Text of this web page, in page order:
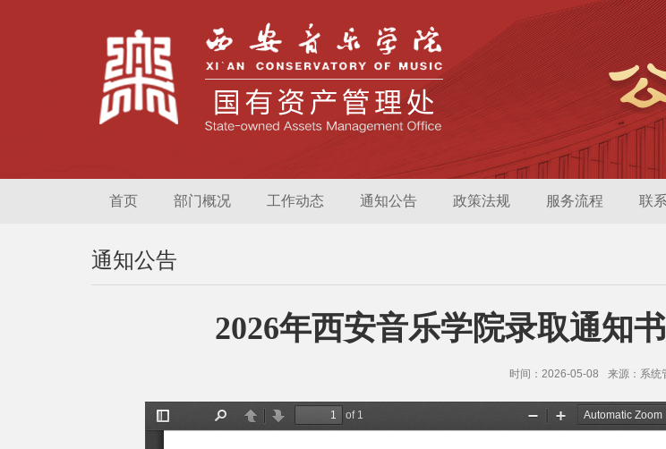
首页 部门概况 工作动态 通知公告 政策法规 服务流程 联
通知公告
2026年西安音乐学院录取通知
时间：2026-05-08 来源：系统